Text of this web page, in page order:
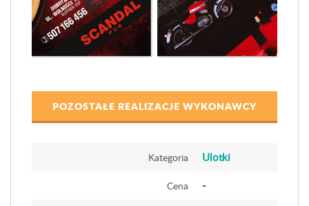
POZOSTAŁE REALIZACJE WYKONAWCY
Kategoria Ulotki
Cena -